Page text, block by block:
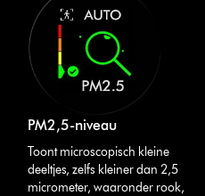
PM2,5-niveau
Toont microscopisch kleine
deeltjes, zelfs kleiner dan 2,5
micrometer, waaronder rook,